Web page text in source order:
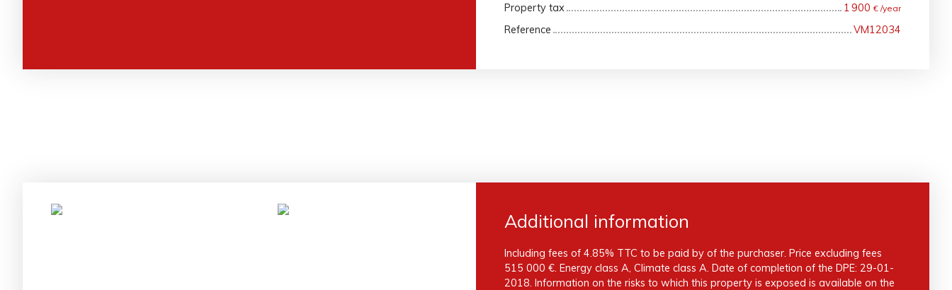
Property tax
1 900€ /year
Reference VM12034
Additional information
Including fees of 4.85% TTC to be paid by of the purchaser. Price excluding fees
515 000 €. Energy class A, Climate class A. Date of completion of the DPE: 29-01-
2018. Information on the risks to which this property is exposed is available on the